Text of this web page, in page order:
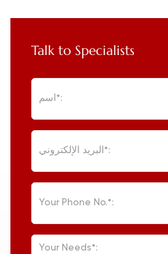
Talk to Specialists